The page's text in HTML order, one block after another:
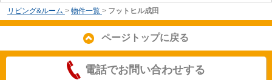
リビング&ルーム > 物件一覧 > フットヒル成田
ページトップに戻る
電話でお問い合わせする